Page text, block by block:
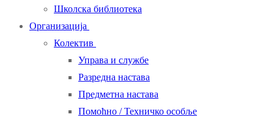
Школска библиотека
Организација
Колектив
Управа и службе
Разредна настава
Предметна настава
Помоћно / Техничко особље